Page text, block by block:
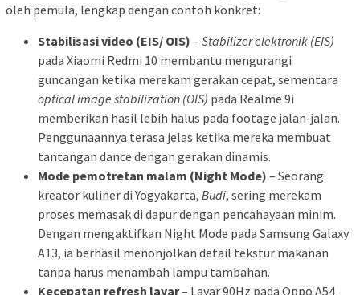
oleh pemula, lengkap dengan contoh konkret:
Stabilisasi video (EIS/ OIS) – Stabilizer elektronik (EIS)
pada Xiaomi Redmi 10 membantu mengurangi
guncangan ketika merekam gerakan cepat, sementara
optical image stabilization (OIS) pada Realme 9i
memberikan hasil lebih halus pada footage jalan‑jalan.
Penggunaannya terasa jelas ketika mereka membuat
tantangan dance dengan gerakan dinamis.
Mode pemotretan malam (Night Mode) – Seorang
kreator kuliner di Yogyakarta, Budi, sering merekam
proses memasak di dapur dengan pencahayaan minim.
Dengan mengaktifkan Night Mode pada Samsung Galaxy
A13, ia berhasil menonjolkan detail tekstur makanan
tanpa harus menambah lampu tambahan.
Kecepatan refresh layar– Layar 90Hz pada Oppo A54